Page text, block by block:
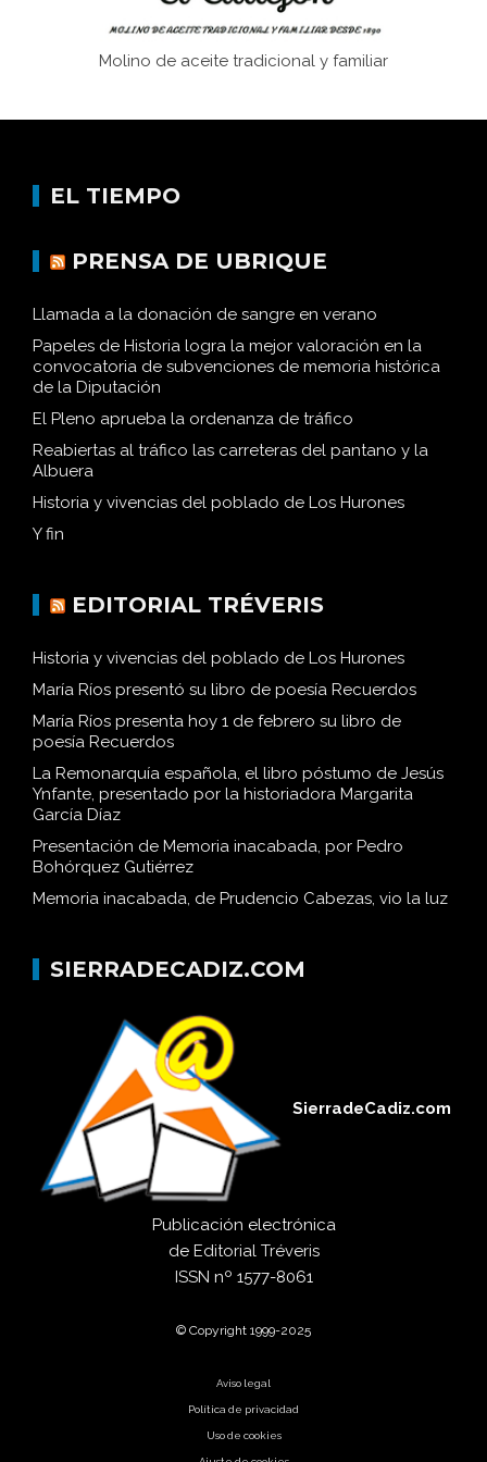
Molino de aceite tradicional y familiar
EL TIEMPO
PRENSA DE UBRIQUE
Llamada a la donación de sangre en verano
Papeles de Historia logra la mejor valoración en la
convocatoria de subvenciones de memoria histórica
de la Diputación
El Pleno aprueba la ordenanza de tráfico
Reabiertas al tráfico las carreteras del pantano y la
Albuera
Historia y vivencias del poblado de Los Hurones
Y fin
EDITORIAL TRÉVERIS
Historia y vivencias del poblado de Los Hurones
María Ríos presentó su libro de poesía Recuerdos
María Ríos presenta hoy 1 de febrero su libro de
poesía Recuerdos
La Remonarquía española, el libro póstumo de Jesús
Ynfante, presentado por la historiadora Margarita
García Díaz
Presentación de Memoria inacabada, por Pedro
Bohórquez Gutiérrez
Memoria inacabada, de Prudencio Cabezas, vio la luz
SIERRADECADIZ.COM
SierradeCadiz.com
Publicación electrónica
de Editorial Tréveris
ISSN nº 1577-8061
© Copyright 1999-2025
Aviso legal
Política de privacidad
Uso de cookies